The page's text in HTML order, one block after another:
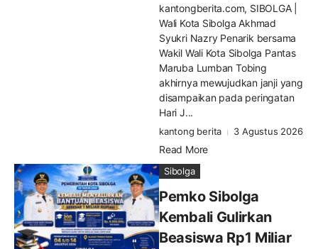
kantongberita.com, SIBOLGA |
Wali Kota Sibolga Akhmad
Syukri Nazry Penarik bersama
Wakil Wali Kota Sibolga Pantas
Maruba Lumban Tobing
akhirnya mewujudkan janji yang
disampaikan pada peringatan
Hari J...
kantong berita 3 Agustus 2026
Read More
Sibolga
Pemko Sibolga
Kembali Gulirkan
Beasiswa Rp1 Miliar